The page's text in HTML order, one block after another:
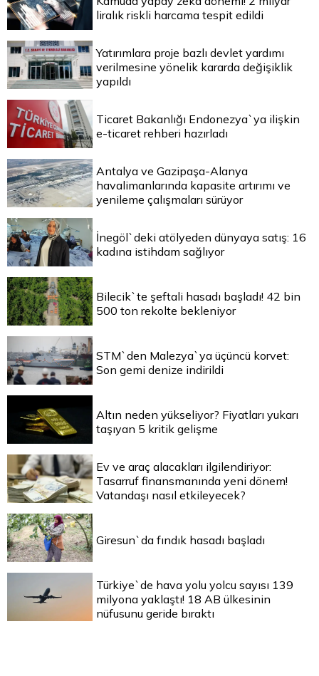
liralık riskli harcama tespit edildi
Yatırımlara proje bazlı devlet yardımı
verilmesine yönelik kararda değişiklik
yapıldı
Ticaret Bakanlığı Endonezya`ya ilişkin
e-ticaret rehberi hazırladı
Antalya ve Gazipaşa-Alanya
havalimanlarında kapasite artırımı ve
yenileme çalışmaları sürüyor
İnegöl`deki atölyeden dünyaya satış: 16
kadına istihdam sağlıyor
Bilecik`te şeftali hasadı başladı! 42 bin
500 ton rekolte bekleniyor
STM`den Malezya`ya üçüncü korvet:
Son gemi denize indirildi
Altın neden yükseliyor? Fiyatları yukarı
taşıyan 5 kritik gelişme
Ev ve araç alacakları ilgilendiriyor:
Tasarruf finansmanında yeni dönem!
Vatandaşı nasıl etkileyecek?
Giresun`da fındık hasadı başladı
Türkiye`de hava yolu yolcu sayısı 139
milyona yaklaştı! 18 AB ülkesinin
nüfusunu geride bıraktı